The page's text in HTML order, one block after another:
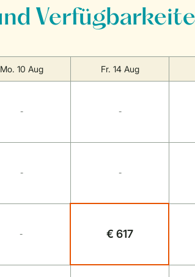
Mo. 10 Aug Fr. 14 Aug
- -
- -
- € 617